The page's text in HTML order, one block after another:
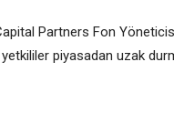
Partners Fon
piyasadan uzak